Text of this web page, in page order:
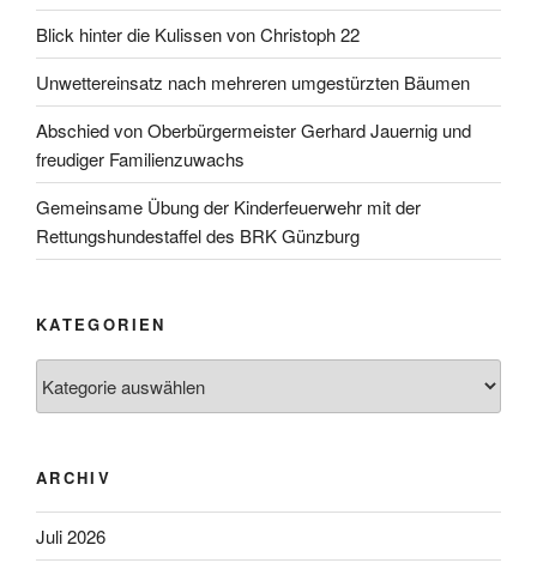
Blick hinter die Kulissen von Christoph 22
Unwettereinsatz nach mehreren umgestürzten Bäumen
Abschied von Oberbürgermeister Gerhard Jauernig und
freudiger Familienzuwachs
Gemeinsame Übung der Kinderfeuerwehr mit der
Rettungshundestaffel des BRK Günzburg
KATEGORIEN
ARCHIV
Juli 2026